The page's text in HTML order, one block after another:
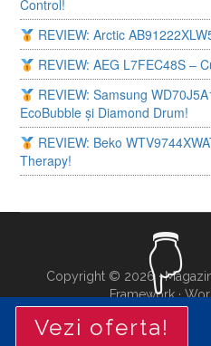
Vezi oferta!
Control!
REVIEW: Arctic
REVIEW: AEG L7FEC48S –
REVIEW: Samsung
EcoBubble și Diamond Drum!
REVIEW: Beko
Therapy!
Copyright © 2026 ·
Framework·